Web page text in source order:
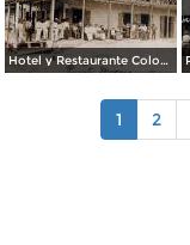
Hotel y Restaurante Colon Puero Mexico Coatzacoalcos, Veracruz.
1 2